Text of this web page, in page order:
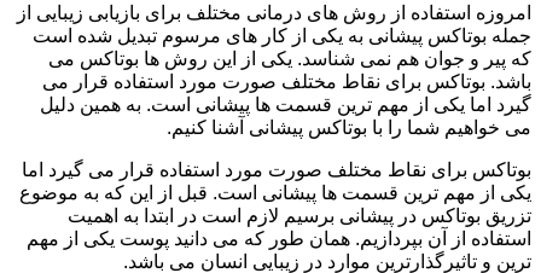
امروزه استفاده از روش های درمانی مختلف برای بازیابی زیبایی از
جمله بوتاکس پیشانی به یکی از کار های مرسوم تبدیل شده است
که پیر و جوان هم نمی شناسد. یکی از این روش ها بوتاکس می
باشد. بوتاکس برای نقاط مختلف صورت مورد استفاده قرار می
گیرد اما یکی از مهم ترین قسمت ها پیشانی است. به همین دلیل
می خواهیم شما را با بوتاکس پیشانی آشنا کنیم.
بوتاکس برای نقاط مختلف صورت مورد استفاده قرار می گیرد اما
یکی از مهم ترین قسمت ها پیشانی است. قبل از این که به موضوع
تزریق بوتاکس در پیشانی برسیم لازم است در ابتدا به اهمیت
استفاده از آن بپردازیم. همان طور که می دانید پوست یکی از مهم
ترین و تاثیرگذارترین موارد در زیبایی انسان می باشد.